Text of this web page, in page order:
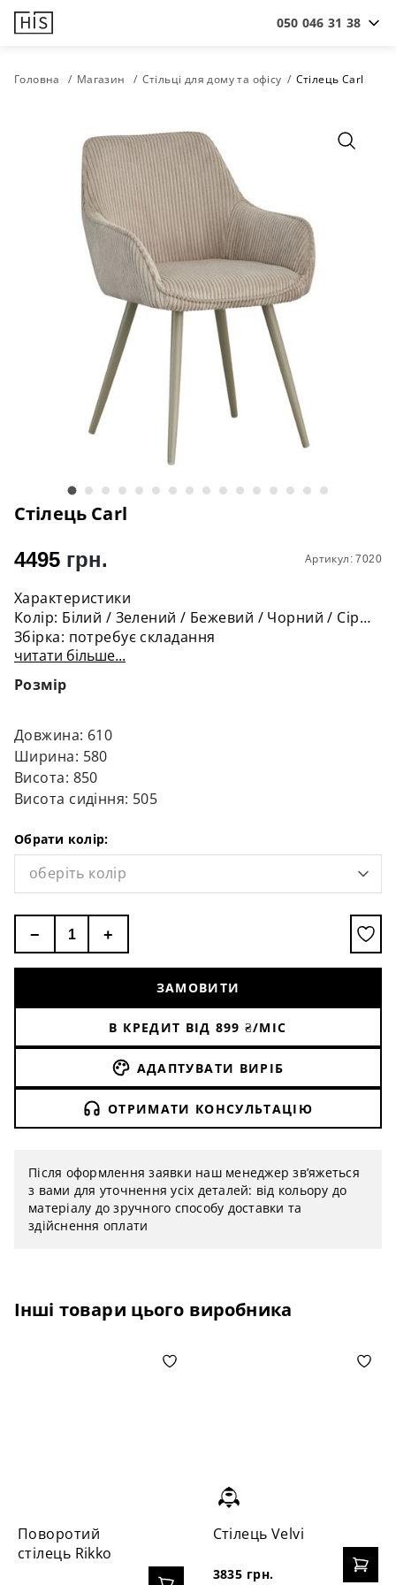
050 046 31 38
Головна Магазин Стільці для дому та офісу Стілець Carl
Стілець Carl
Артикул: 7020
4495 грн.
Характеристики
Колір: Білий / Зелений / Бежевий / Чорний / Сірий
Збірка: потребує складання
Особливості: з підлокітниками
Матеріал оббивки: вельвет у рубчик
Матеріал основи: пофарбований метал
Максимальна глибина сидіння, см: 61
Висота до сидіння, см: 50.5
Висота, см: 85
Вага, кг: 7.95
читати більше...
Розмір
Довжина: 610
Ширина: 580
Висота: 850
Висота сидіння: 505
Обрати колір:
оберіть колір
− +
ЗАМОВИТИ
В КРЕДИТ ВІД 899 ₴/МІС
АДАПТУВАТИ ВИРІБ
ОТРИМАТИ КОНСУЛЬТАЦІЮ
Після оформлення заявки наш менеджер зв’яжеться
з вами для уточнення усіх деталей: від кольору до
матеріалу до зручного способу доставки та
здійснення оплати
Інші товари цього виробника
Поворотий
стілець Rikko
Cтілець Velvi
3835 грн.